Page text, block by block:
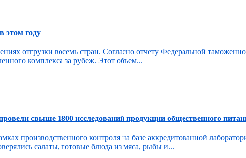
этом году
отгрузки восемь стран. Согласно отчету Федеральной
комплекса за рубеж. Этот объем...
свыше 1800 исследований продукции общественного
производственного контроля на базе аккредитованной
салаты, готовые блюда из мяса, рыбы и...